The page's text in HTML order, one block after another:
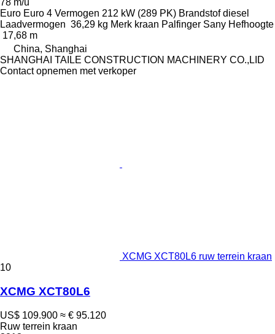
78 m/u
Euro Euro 4 Vermogen 212 kW (289 PK) Brandstof diesel
Laadvermogen 36,29 kg Merk kraan Palfinger Sany Hefhoogte
17,68 m
China, Shanghai
SHANGHAI TAILE CONSTRUCTION MACHINERY CO.,LID
Contact opnemen met verkoper
XCMG XCT80L6 ruw terrein kraan
10
XCMG XCT80L6
US$ 109.900 ≈ € 95.120
Ruw terrein kraan